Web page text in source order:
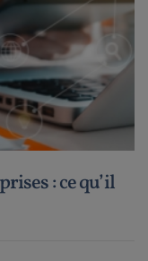
: ce qu’il